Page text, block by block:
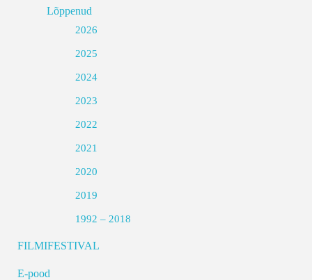
Lõppenud
2026
2025
2024
2023
2022
2021
2020
2019
1992 – 2018
FILMIFESTIVAL
E-pood